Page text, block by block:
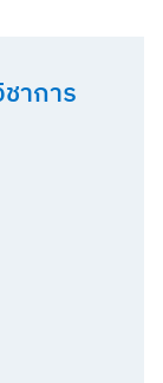
าการ